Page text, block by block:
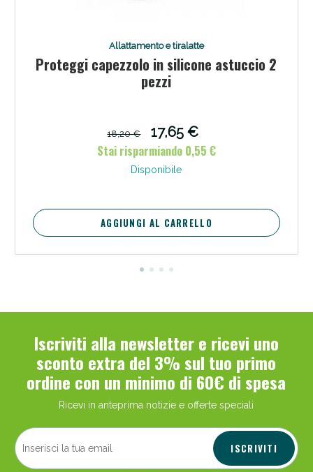
Allattamento e tiralatte
Proteggi capezzolo in silicone astuccio 2
pezzi
18,20 €
17,65 €
Stai risparmiando 0,55 €
Disponibile
AGGIUNGI AL CARRELLO
Iscriviti alla newsletter e ricevi uno
sconto extra del 3% sul tuo primo
ordine con un minimo di 60€ di spesa
Ricevi in anteprima notizie e offerte speciali
ISCRIVITI
Benessere Intestinale: Sconto fino al 55% valido